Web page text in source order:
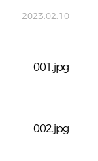
2023.02.10